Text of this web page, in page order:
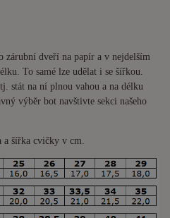
zárubní dveří na papír a v nejdelším
To samé lze udělat i se šířkou.
stát na ní plnou vahou a na délku
výběr bot navštivte sekci našeho
a šířka cvičky v cm.